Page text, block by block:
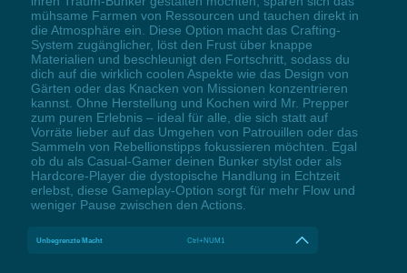
mühsame Farmen von Ressourcen und tauchen direkt in
die Atmosphäre ein. Diese Option macht das Crafting-
System zugänglicher, löst den Frust über knappe
Materialien und beschleunigt den Fortschritt, sodass du
dich auf die wirklich coolen Aspekte wie das Design von
Gärten oder das Knacken von Missionen konzentrieren
kannst. Ohne Herstellung und Kochen wird Mr. Prepper
zum puren Erlebnis – ideal für alle, die sich statt auf
Vorräte lieber auf das Umgehen von Patrouillen oder das
Sammeln von Rebellionstipps fokussieren möchten. Egal
ob du als Casual-Gamer deinen Bunker stylst oder als
Hardcore-Player die dystopische Handlung in Echtzeit
erlebst, diese Gameplay-Option sorgt für mehr Flow und
weniger Pause zwischen den Actions.
Unbegrenzte Macht Ctrl+NUM1